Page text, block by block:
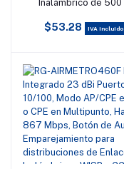
Inalámbrico de 500
Automático de
$53.28 IVA incluido